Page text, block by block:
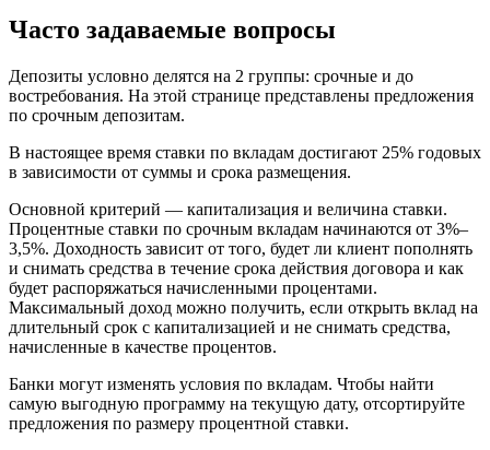
Часто задаваемые вопросы
Депозиты условно делятся на 2 группы: срочные и до
востребования. На этой странице представлены предложения
по срочным депозитам.
В настоящее время ставки по вкладам достигают 25% годовых
в зависимости от суммы и срока размещения.
Основной критерий — капитализация и величина ставки.
Процентные ставки по срочным вкладам начинаются от 3%–
3,5%. Доходность зависит от того, будет ли клиент пополнять
и снимать средства в течение срока действия договора и как
будет распоряжаться начисленными процентами.
Максимальный доход можно получить, если открыть вклад на
длительный срок с капитализацией и не снимать средства,
начисленные в качестве процентов.
Банки могут изменять условия по вкладам. Чтобы найти
самую выгодную программу на текущую дату, отсортируйте
предложения по размеру процентной ставки.